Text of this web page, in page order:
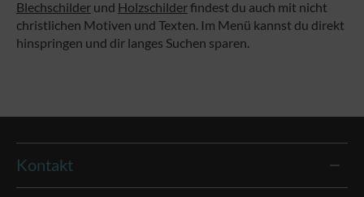
Blechschilder und Holzschilderfindest du auch mit nicht
christlichen Motiven und Texten. Im Menü kannst du direkt
hinspringen und dir langes Suchen sparen.
Kontakt